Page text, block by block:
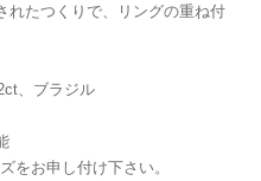
れたつくりで、リングの重ね付
、ブラジル
をお申し付け下さい。